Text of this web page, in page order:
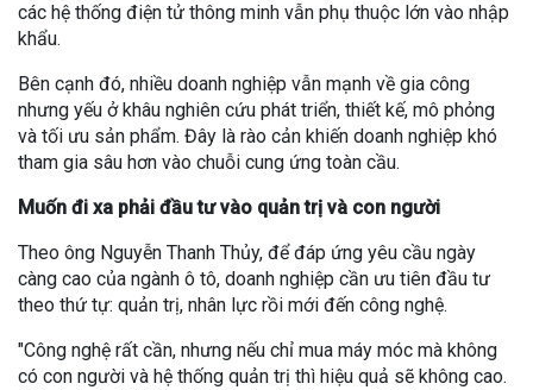
các hệ thống điện tử thông minh vẫn phụ thuộc lớn vào nhập
khẩu.
Bên cạnh đó, nhiều doanh nghiệp vẫn mạnh về gia công
nhưng yếu ở khâu nghiên cứu phát triển, thiết kế, mô phỏng
và tối ưu sản phẩm. Đây là rào cản khiến doanh nghiệp khó
tham gia sâu hơn vào chuỗi cung ứng toàn cầu.
Muốn đi xa phải đầu tư vào quản trị và con người
Theo ông Nguyễn Thanh Thủy, để đáp ứng yêu cầu ngày
càng cao của ngành ô tô, doanh nghiệp cần ưu tiên đầu tư
theo thứ tự: quản trị, nhân lực rồi mới đến công nghệ.
"Công nghệ rất cần, nhưng nếu chỉ mua máy móc mà không
có con người và hệ thống quản trị thì hiệu quả sẽ không cao.